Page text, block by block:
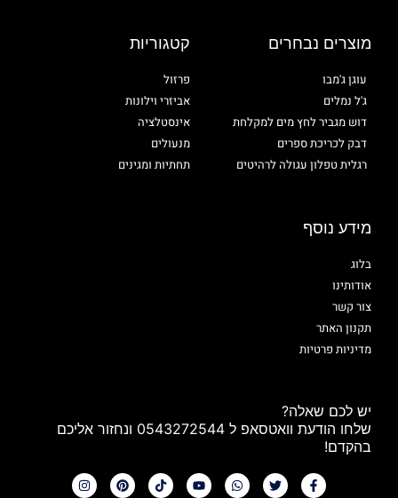
מוצרים נבחרים
עוגן ג'מבו
ג'ל נמלים
דוש מגביר לחץ מים למקלחת
דבק לכריכת ספרים
רגלית טפלון עגולה לרהיטים
קטגוריות
פרזול
אביזרי וילונות
אינסטלציה
מנעולים
תחתיות ומגינים
מידע נוסף
בלוג
אודותינו
צור קשר
תקנון האתר
מדיניות פרטיות
יש לכם שאלה?
שלחו הודעת וואטסאפ ל 0543272544 ונחזור אליכם
בהקדם!